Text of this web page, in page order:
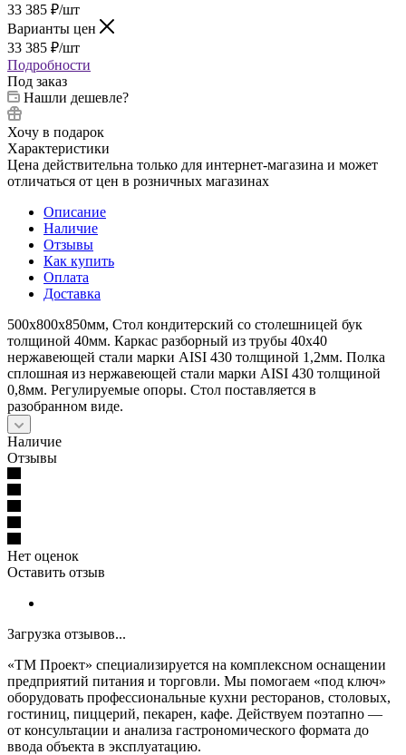
33 385 ₽/шт
Варианты цен
33 385 ₽/шт
Подробности
Под заказ
Нашли дешевле?
Хочу в подарок
Характеристики
Цена действительна только для интернет-магазина и может
отличаться от цен в розничных магазинах
Описание
Наличие
Отзывы
Как купить
Оплата
Доставка
500х800х850мм, Стол кондитерский со столешницей бук
толщиной 40мм. Каркас разборный из трубы 40х40
нержавеющей стали марки AISI 430 толщиной 1,2мм. Полка
сплошная из нержавеющей стали марки AISI 430 толщиной
0,8мм. Регулируемые опоры. Стол поставляется в
разобранном виде.
Наличие
Отзывы
Нет оценок
Оставить отзыв
Загрузка отзывов...
«ТМ Проект» специализируется на комплексном оснащении
предприятий питания и торговли. Мы помогаем «под ключ»
оборудовать профессиональные кухни ресторанов, столовых,
гостиниц, пиццерий, пекарен, кафе. Действуем поэтапно —
от консультации и анализа гастрономического формата до
ввода объекта в эксплуатацию.